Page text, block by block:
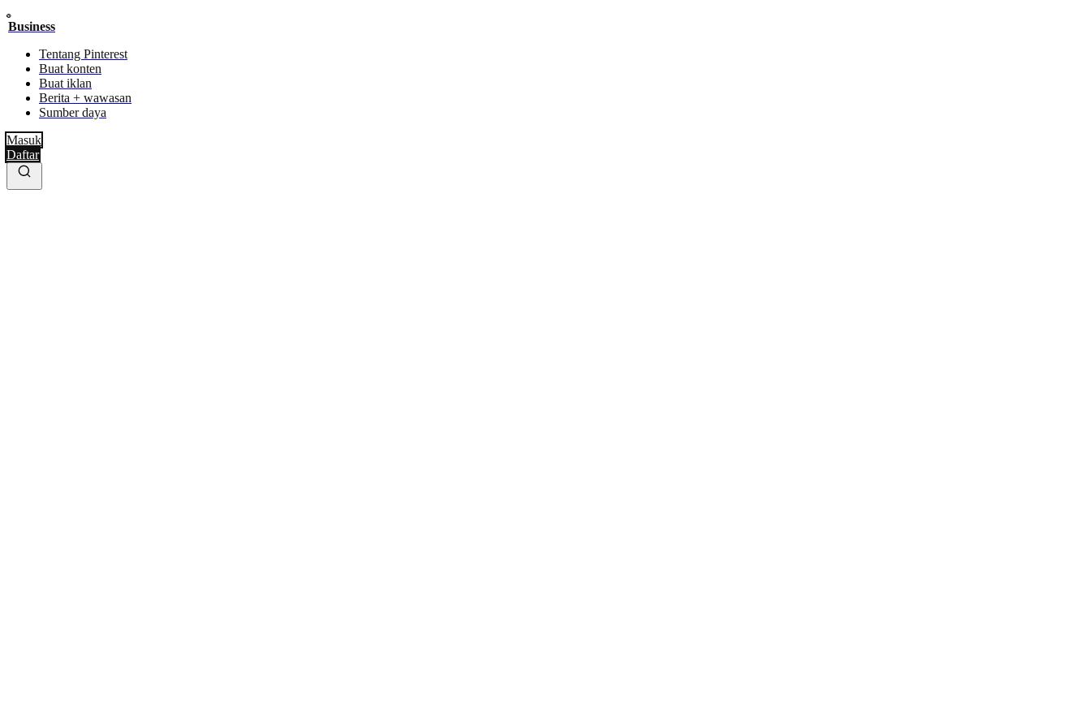
Business
Tentang Pinterest
Buat konten
Buat iklan
Berita + wawasan
Sumber daya
Masuk
Daftar